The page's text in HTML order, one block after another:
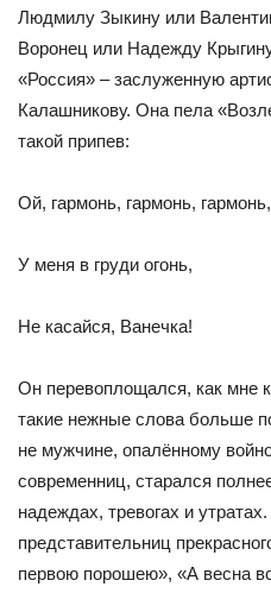
Людмилу Зыкину или
Воронец или Надежду
«Россия» – заслуженную
Калашникову. Она пела
такой припев:
Ой, гармонь, гармонь,
У меня в груди огонь,
Не касайся, Ванечка!
Он перевоплощался, как мне
такие нежные слова больше
не мужчине, опалённому
современниц, старался
надеждах, тревогах и
представительниц
первою порошею», «А весна